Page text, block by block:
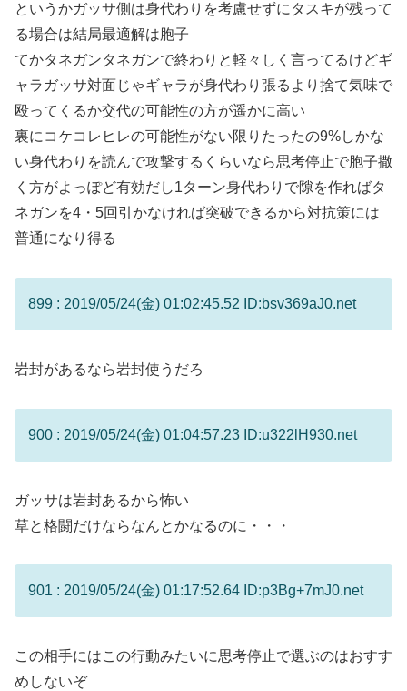
というかガッサ側は身代わりを考慮せずにタスキが残って
る場合は結局最適解は胞子
てかタネガンタネガンで終わりと軽々しく言ってるけどギ
ャラガッサ対面じゃギャラが身代わり張るより捨て気味で
殴ってくるか交代の可能性の方が遥かに高い
裏にコケコレヒレの可能性がない限りたったの9%しかな
い身代わりを読んで攻撃するくらいなら思考停止で胞子撒
く方がよっぽど有効だし1ターン身代わりで隙を作ればタ
ネガンを4・5回引かなければ突破できるから対抗策には
普通になり得る
899 : 2019/05/24(金) 01:02:45.52 ID:bsv369aJ0.net
岩封があるなら岩封使うだろ
900 : 2019/05/24(金) 01:04:57.23 ID:u322lH930.net
ガッサは岩封あるから怖い
草と格闘だけならなんとかなるのに・・・
901 : 2019/05/24(金) 01:17:52.64 ID:p3Bg+7mJ0.net
この相手にはこの行動みたいに思考停止で選ぶのはおすす
めしないぞ